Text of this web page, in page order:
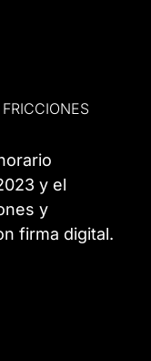
y el
y
firma digital.